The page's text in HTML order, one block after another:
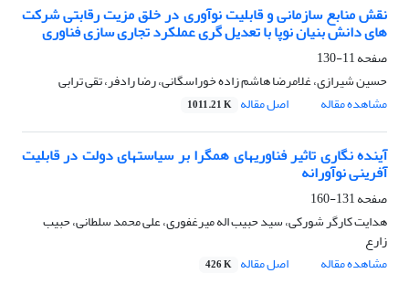
نقش منابع سازمانی و قابلیت نوآوری در خلق مزیت رقابتی شرکت
های دانش بنیان نوپا با تعدیل گری عملکرد تجاری سازی فناوری
صفحه11-130
حسین شیرازی، غلامرضا هاشم زاده خوراسگانی، رضا رادفر، تقی ترابی
مشاهده مقاله
اصل مقاله 1011.21 K
آینده نگاری تاثیر فناوریهای همگرا بر سیاستهای دولت در قابلیت
آفرینی نوآورانه
صفحه131-160
هدایت کارگر شورکی، سید حبیب اله میرغفوری، علی محمد سلطانی، حبیب
زارع
مشاهده مقاله
اصل مقاله 426 K